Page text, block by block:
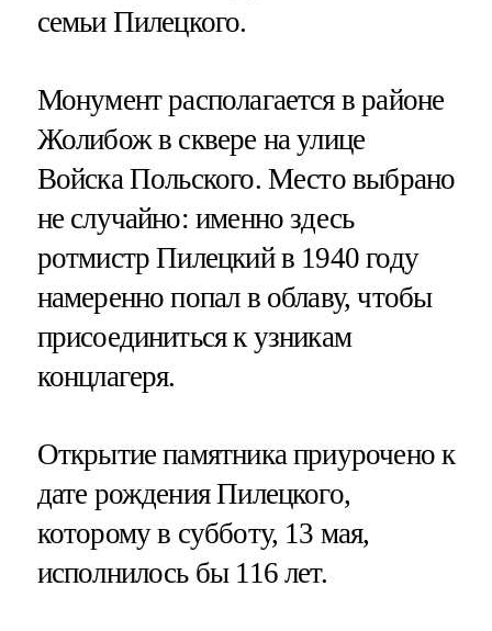
семьи Пилецкого.
Монумент располагается в районе
Жолибож в сквере на улице
Войска Польского. Место выбрано
не случайно: именно здесь
ротмистр Пилецкий в 1940 году
намеренно попал в облаву, чтобы
присоединиться к узникам
концлагеря.
Открытие памятника приурочено к
дате рождения Пилецкого,
которому в субботу, 13 мая,
исполнилось бы 116 лет.